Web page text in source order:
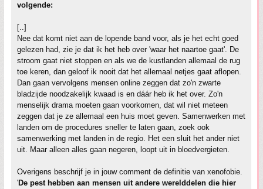
volgende:
[..]
Nee dat komt niet aan de lopende band voor, als je het echt goed
gelezen had, zie je dat ik het heb over 'waar het naartoe gaat'. De
stroom gaat niet stoppen en als we de kustlanden allemaal de rug
toe keren, dan geloof ik nooit dat het allemaal netjes gaat aflopen.
Dan gaan vervolgens mensen online zeggen dat zo'n zwarte
bladzijde noodzakelijk kwaad is en dáár heb ik het over. Zo'n
menselijk drama moeten gaan voorkomen, dat wil niet meteen
zeggen dat je ze allemaal een huis moet geven. Samenwerken met
landen om de procedures sneller te laten gaan, zoek ook
samenwerking met landen in de regio. Het een sluit het ander niet
uit. Maar alleen alles gaan negeren, loopt uit in bloedvergieten.
Overigens beschrijf je in jouw comment de definitie van xenofobie.
'De pest hebben aan mensen uit andere werelddelen die hier